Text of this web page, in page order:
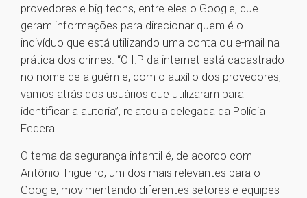
provedores e big techs, entre eles o Google, que
geram informações para direcionar quem é o
indivíduo que está utilizando uma conta ou e-mail na
prática dos crimes. “O I.P da internet está cadastrado
no nome de alguém e, com o auxílio dos provedores,
vamos atrás dos usuários que utilizaram para
identificar a autoria”, relatou a delegada da Polícia
Federal.
O tema da segurança infantil é, de acordo com
Antônio Trigueiro, um dos mais relevantes para o
Google, movimentando diferentes setores e equipes